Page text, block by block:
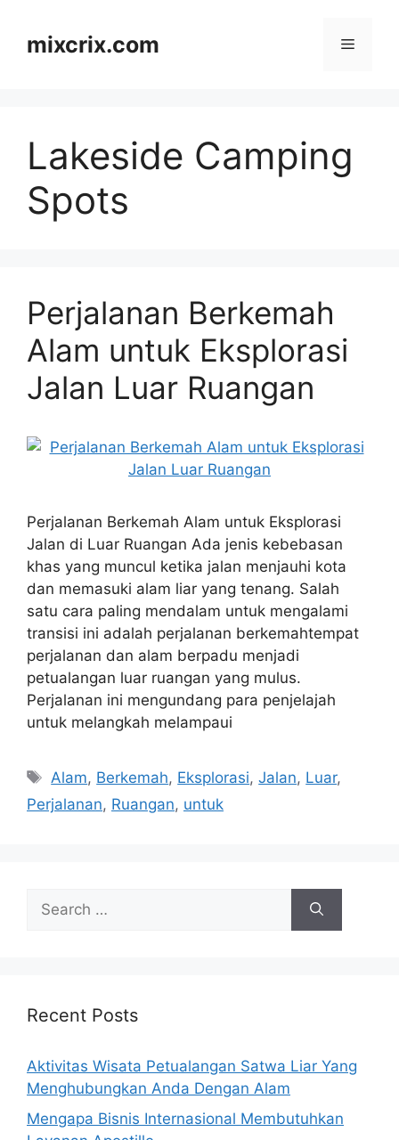
contentmixcrix.com Menu
Lakeside Camping
Spots
Perjalanan Berkemah
Alam untuk Eksplorasi
Jalan Luar Ruangan
Perjalanan Berkemah Alam untuk Eksplorasi
Jalan di Luar Ruangan Ada jenis kebebasan
khas yang muncul ketika jalan menjauhi kota
dan memasuki alam liar yang tenang. Salah
satu cara paling mendalam untuk mengalami
transisi ini adalah perjalanan berkemahtempat
perjalanan dan alam berpadu menjadi
petualangan luar ruangan yang mulus.
Perjalanan ini mengundang para penjelajah
untuk melangkah melampaui
Tags
Alam, Berkemah, Eksplorasi,Jalan, Luar,
Perjalanan, Ruangan, untuk
Search
for:
Recent Posts
Aktivitas Wisata Petualangan Satwa Liar Yang
Menghubungkan Anda Dengan Alam
Mengapa Bisnis Internasional Membutuhkan